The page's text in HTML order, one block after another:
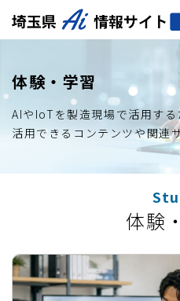
体験・学習
AIやIoTを製造現場で活用す
活用できるコンテンツや関連
体験